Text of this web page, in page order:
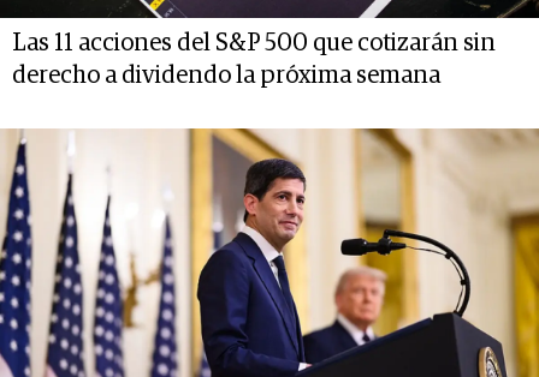
Las 11 acciones del S&P 500 que cotizarán sin
derecho a dividendo la próxima semana